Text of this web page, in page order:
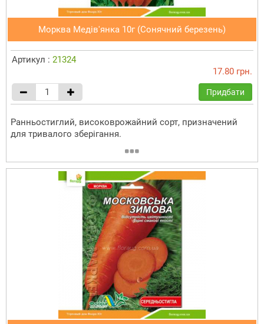
Морква Медів'янка 10г (Сонячний березень)
Артикул : 21324
17.80 грн.
Придбати
Ранньостиглий, високоврожайний сорт, призначений
для тривалого зберігання.